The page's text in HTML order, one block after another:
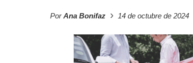
PorAna Bonifaz › 14 de octubre de 2024